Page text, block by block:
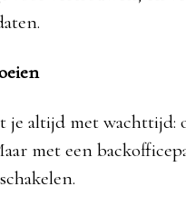
je altijd met wachttijd:
met een